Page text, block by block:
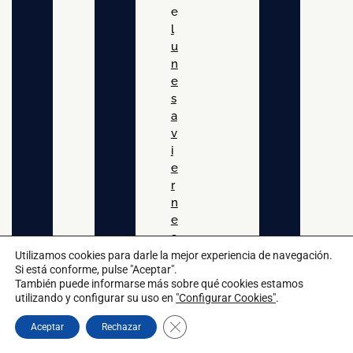
e
l
u
n
e
s
a
v
i
e
r
n
e
s
e
n
h
o
r
Utilizamos cookies para darle la mejor experiencia de navegación.
Si está conforme, pulse "Aceptar".
También puede informarse más sobre qué cookies estamos
utilizando y configurar su uso en "Configurar Cookies".
Aceptar Rechazar Cerrar el banner de cookies RGPD